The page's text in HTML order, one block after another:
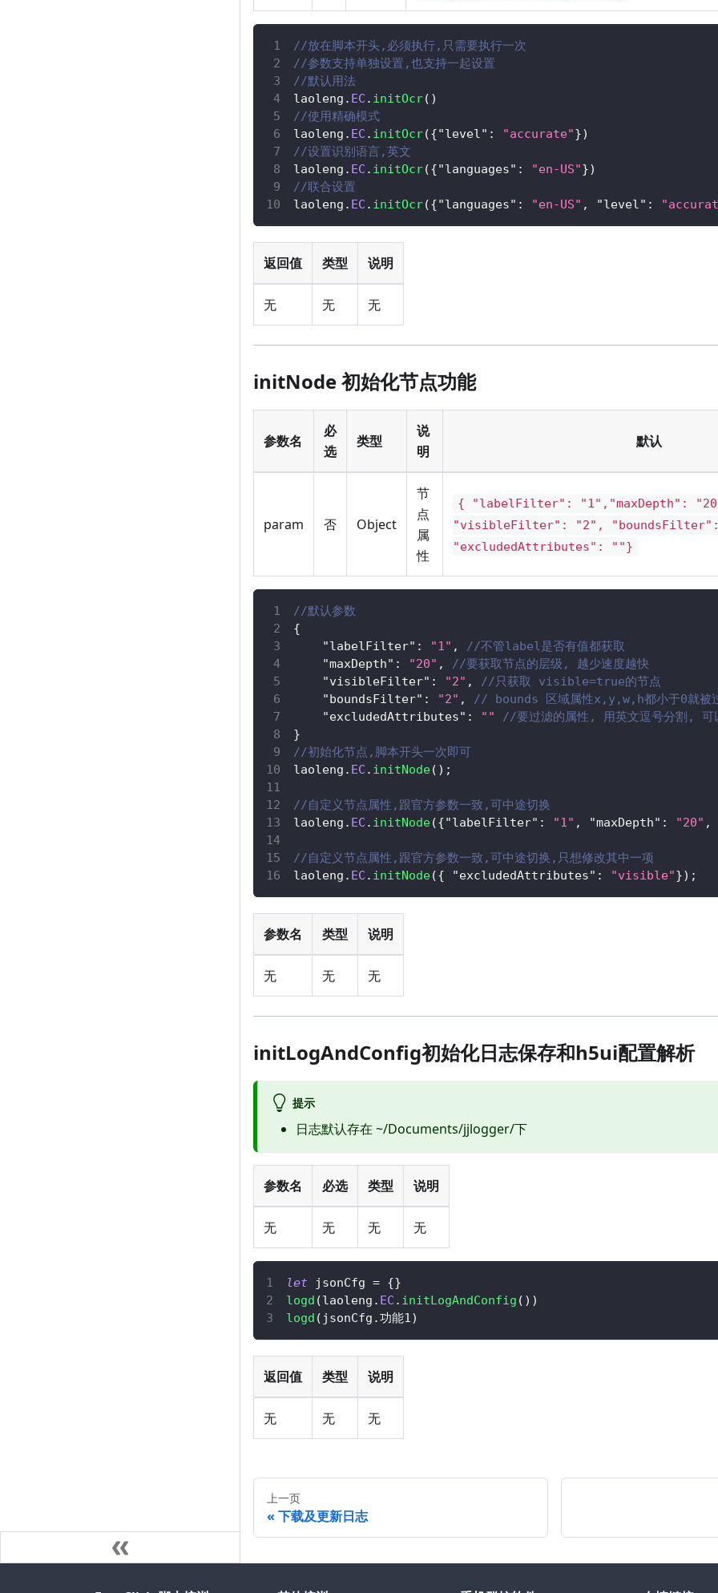
//放在脚本开头,必须执行,只需要执行一次
//参数支持单独设置,也支持一起设置
//默认用法
laoleng . EC . initOcr( )
//使用精确模式
laoleng . EC . initOcr({"level" : "accurate"})
//设置识别语言,英文
laoleng . EC . initOcr({"languages" : "en-US"})
//联合设置
laoleng . EC . initOcr({"languages" : "en-US" , "level" :
返回值 类型 说明
无 无 无
initNode 初始化节点功能
参数名
必
选
类型
说
明
默认
param 否 Object
节
点
属
性
{ "labelFilter": "1","maxDepth":
"visibleFilter": "2",
"excludedAttributes": ""}
//默认参数
{
"labelFilter" : "1" ,
//不管label是否有值都获取
"maxDepth" : "20" ,
//要获取节点的层级, 越少速度越快
"visibleFilter" : "2" ,
//只获取 visible=true的节点
"boundsFilter" : "2" ,
// bounds 区域属性x,y,w,h都小于0就被
"excludedAttributes" : ""
//要过滤的属性, 用英文逗号分割,
}
//初始化节点,脚本开头一次即可
laoleng . EC . initNode( ) ;
//自定义节点属性,跟官方参数一致,可中途切换
laoleng . EC . initNode({"labelFilter" : "1" , "maxDepth" : "20" ,
//自定义节点属性,跟官方参数一致,可中途切换,只想修改其中一项
laoleng . EC . initNode({ "excludedAttributes" : "visible"}) ;
参数名 类型 说明
无 无 无
initLogAndConfig初始化日志保存和h5ui配置解析
提示
日志默认存在 ~/Documents/jjlogger/下
参数名 必选 类型 说明
无 无 无 无
let jsonCfg = {}
logd (laoleng . EC . initLogAndConfig ( ) )
logd ( jsonCfg .功能1 )
返回值 类型 说明
无 无 无
上一页
下载及更新日志